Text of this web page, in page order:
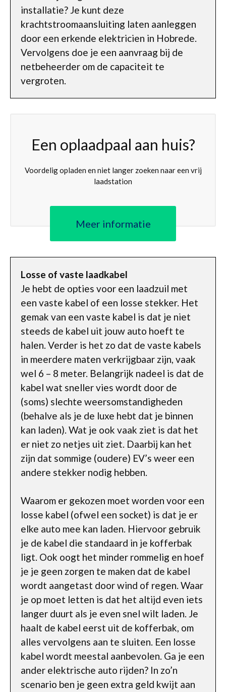
installatie? Je kunt deze
krachtstroomaansluiting laten aanleggen
door een erkende elektricien in Hobrede.
Vervolgens doe je een aanvraag bij de
netbeheerder om de capaciteit te
vergroten.
Een oplaadpaal aan huis?
Voordelig opladen en niet langer zoeken naar een vrij
laadstation
Meer informatie
Losse of vaste laadkabel
Je hebt de opties voor een laadzuil met
een vaste kabel of een losse stekker. Het
gemak van een vaste kabel is dat je niet
steeds de kabel uit jouw auto hoeft te
halen. Verder is het zo dat de vaste kabels
in meerdere maten verkrijgbaar zijn, vaak
wel 6 – 8 meter. Belangrijk nadeel is dat de
kabel wat sneller vies wordt door de
(soms) slechte weersomstandigheden
(behalve als je de luxe hebt dat je binnen
kan laden). Wat je ook vaak ziet is dat het
er niet zo netjes uit ziet. Daarbij kan het
zijn dat sommige (oudere) EV’s weer een
andere stekker nodig hebben.
Waarom er gekozen moet worden voor een
losse kabel (ofwel een socket) is dat je er
elke auto mee kan laden. Hiervoor gebruik
je de kabel die standaard in je kofferbak
ligt. Ook oogt het minder rommelig en hoef
je je geen zorgen te maken dat de kabel
wordt aangetast door wind of regen. Waar
je op moet letten is dat het altijd even iets
langer duurt als je even snel wilt laden. Je
haalt de kabel eerst uit de kofferbak, om
alles vervolgens aan te sluiten. Een losse
kabel wordt meestal aanbevolen. Ga je een
ander elektrische auto rijden? In zo’n
scenario ben je geen extra geld kwijt aan